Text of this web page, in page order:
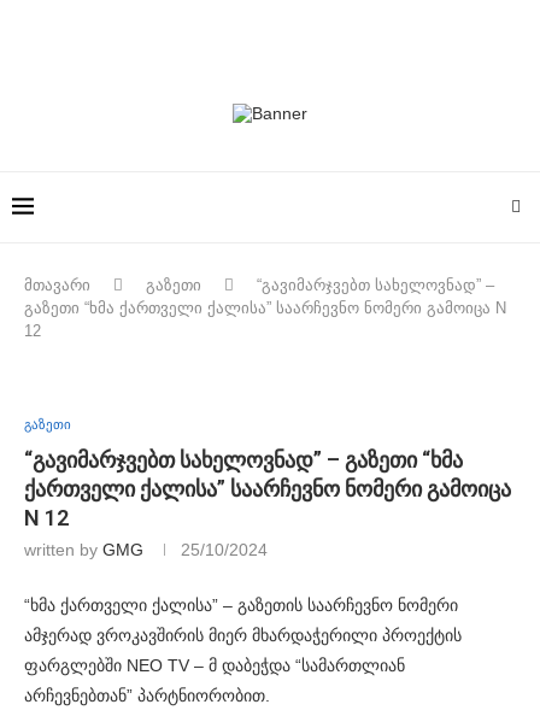
მთავარი გაზეთი
“გავიმარჯვებთ სახელოვნად” –
გაზეთი “ხმა ქართველი ქალისა” საარჩევნო ნომერი გამოიცა N
12
გაზეთი
“გავიმარჯვებთ სახელოვნად” – გაზეთი “ხმა
ქართველი ქალისა” საარჩევნო ნომერი გამოიცა
N 12
written by GMG 25/10/2024
“ხმა ქართველი ქალისა” – გაზეთის საარჩევნო ნომერი
ამჯერად ვროკავშირის მიერ მხარდაჭერილი პროექტის
ფარგლებში NEO TV – მ დაბეჭდა “სამართლიან
არჩევნებთან” პარტნიორობით.